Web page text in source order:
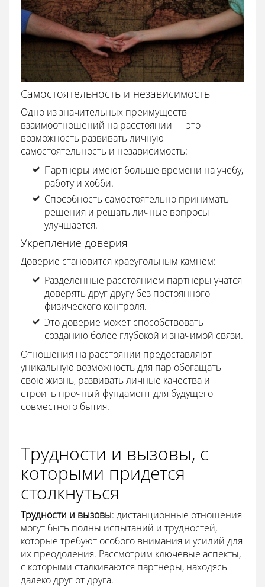
Самостоятельность и независимость
Одно из значительных преимуществ
взаимоотношений на расстоянии — это
возможность развивать личную
самостоятельность и независимость:
Партнеры имеют больше времени на учебу,
работу и хобби.
Способность самостоятельно принимать
решения и решать личные вопросы
улучшается.
Укрепление доверия
Доверие становится краеугольным камнем:
Разделенные расстоянием партнеры учатся
доверять друг другу без постоянного
физического контроля.
Это доверие может способствовать
созданию более глубокой и значимой связи.
Отношения на расстоянии предоставляют
уникальную возможность для пар обогащать
свою жизнь, развивать личные качества и
строить прочный фундамент для будущего
совместного бытия.
Трудности и вызовы, с
которыми придется
столкнуться
Трудности и вызовы: дистанционные отношения
могут быть полны испытаний и трудностей,
которые требуют особого внимания и усилий для
их преодоления. Рассмотрим ключевые аспекты,
с которыми сталкиваются партнеры, находясь
далеко друг от друга.